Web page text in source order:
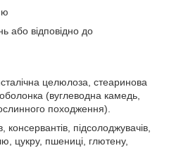
або відповідно до
целюлоза, стеаринова
(вуглеводна камедь,
походження).
консервантів, підсолоджувачів,
цукру, пшениці, глютену,